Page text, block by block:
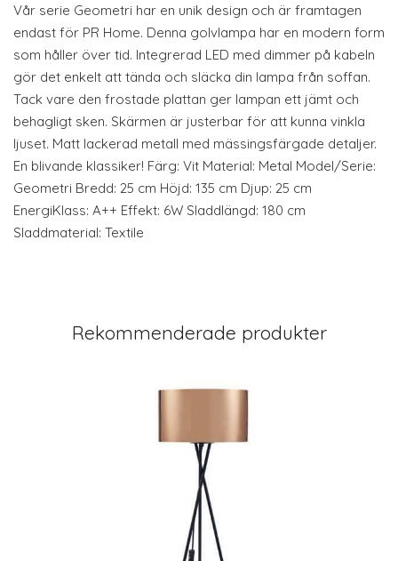
Vår serie Geometri har en unik design och är framtagen
endast för PR Home. Denna golvlampa har en modern form
som håller över tid. Integrerad LED med dimmer på kabeln
gör det enkelt att tända och släcka din lampa från soffan.
Tack vare den frostade plattan ger lampan ett jämt och
behagligt sken. Skärmen är justerbar för att kunna vinkla
ljuset. Matt lackerad metall med mässingsfärgade detaljer.
En blivande klassiker! Färg: Vit Material: Metal Model/Serie:
Geometri Bredd: 25 cm Höjd: 135 cm Djup: 25 cm
EnergiKlass: A++ Effekt: 6W Sladdlängd: 180 cm
Sladdmaterial: Textile
Rekommenderade produkter